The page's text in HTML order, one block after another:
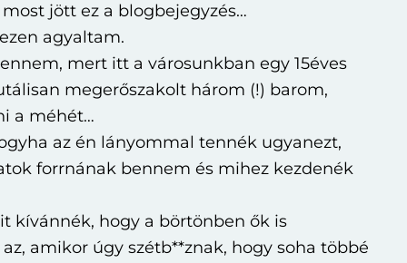
jött ez a blogbejegyzés…
agyaltam.
mert itt a városunkban egy 15éves
megerőszakolt három (!) barom,
a méhét…
az én lányommal tennék ugyanezt,
forrnának bennem és mihez kezdenék
kívánnék, hogy a börtönben ők is
amikor úgy szétb**znak, hogy soha többé